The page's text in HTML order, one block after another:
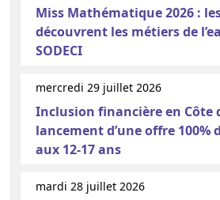
Miss Mathématique 2026 :
découvrent les métiers de
SODECI
mercredi 29 juillet 2026
Inclusion financière en Côte
lancement d’une offre 100%
aux 12-17 ans
mardi 28 juillet 2026